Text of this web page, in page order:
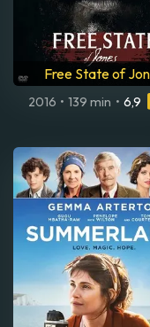
Free State of
2016 • 139 min • 6,9